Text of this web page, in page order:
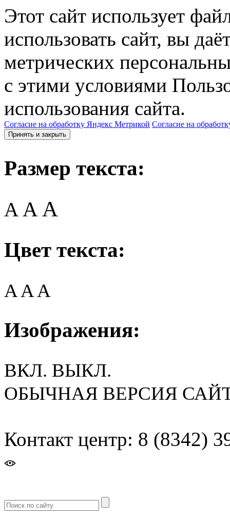
Этот сайт использует
использовать сайт, вы
метрических
с этими условиями
использования сайта.
Согласие на обработку Яндекс Метрикой Согласие на
Принять и закрыть
Размер текста:
A AA
Цвет текста:
AAA
Изображения:
ВКЛ. ВЫКЛ.
ОБЫЧНАЯ ВЕРСИЯ
Контакт центр: 8 (8342)